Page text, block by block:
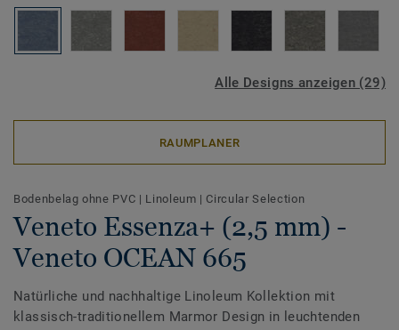
Alle Designs anzeigen (29)
RAUMPLANER
Bodenbelag ohne PVC | Linoleum | Circular Selection
Veneto Essenza+ (2,5 mm) -
Veneto OCEAN 665
Natürliche und nachhaltige Linoleum Kollektion mit
klassisch-traditionellem Marmor Design in leuchtenden